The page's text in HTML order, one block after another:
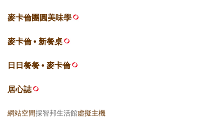
麥卡倫團圓美味學
麥卡倫 • 新餐桌
日日餐餐 • 麥卡倫
居心誌
網站空間採智邦生活館虛擬主機